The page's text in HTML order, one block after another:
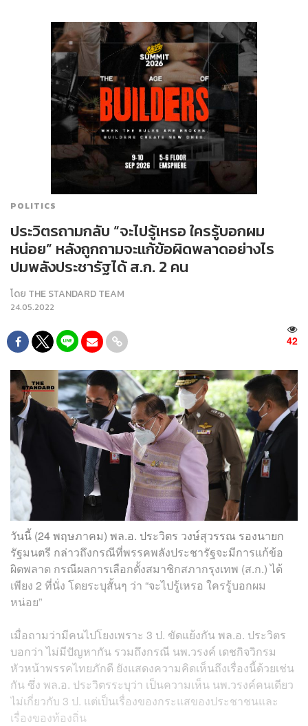
POLITICS
ประวิตรถามกลับ “จะไปรู้เหรอ ใครรู้บอกผม
หน่อย” หลังถูกถามจะแก้ข้อผิดพลาดอย่างไร
ปมพลังประชารัฐได้ ส.ก. 2 คน
โดย THE STANDARD TEAM
24.05.2022
42
วันนี้ (24 พฤษภาคม) พล.อ. ประวิตร ​วงษ์​สุวรรณ รองนายก​
รัฐมนตรี​ กล่าวถึงกรณีที่​พรรคพลังประชา​รัฐ​จะมีการแก้ข้อ
ผิดพลาด กรณีผลการเลือกตั้งสมาชิกสภากรุงเทพ (ส.ก.) ได้
เพียง​ 2​ ที่นั่ง​ โดยระบุสั้นๆ ว่า​ “จะไปรู้เหรอ​ ใครรู้บอกผม
หน่อย”
เมื่อถามว่ามีคนไปโยงเพราะ​ 3​ ป. ขัดแย้งกัน พล.อ. ประวิตร
บอกว่า ไม่มีปัญหากัน รวมถึงกรณี นพ.วรงค์​ เดช​กิจ​วิกรม​
หัวหน้า​พรรค​ไทย​ภักดี​ ยังแสดงความคิดเห็นถึงเรื่องนี้​ด้วยเช่น
กัน​ ซึ่ง พล.อ. ประวิตรระบุว่า เป็นความเห็น นพ.วรงค์​คนเดียว
ไม่เกี่ยวกับ 3 ป. แต่เป็นเรื่องของกระแสของประชาชนและ
เรื่องของท้องถิ่น​